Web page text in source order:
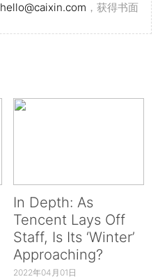
hello@caixin.com ，获得书面
In Depth: As
Tencent Lays Off
Staff, Is Its ‘Winter’
Approaching?
2022年04月01日